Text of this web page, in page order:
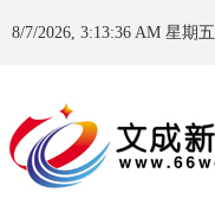
8/7/2026, 3:13:36 AM 星期五